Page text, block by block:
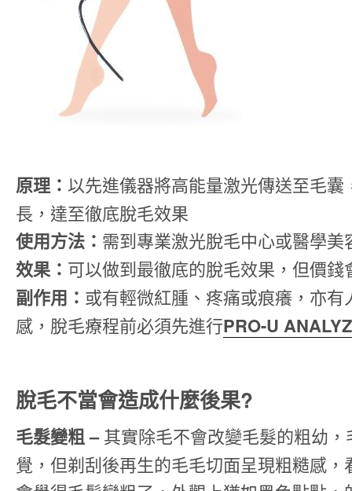
原理： 以先進儀器將高能量激光傳送至毛囊
長，達至徹底脫毛效果
使用方法： 需到專業激光脫毛中心或醫學美
效果： 可以做到最徹底的脫毛效果，但價錢
副作用： 或有輕微紅腫、疼痛或痕癢，亦有
感，脫毛療程前必須先進行PRO-U
脫毛不當會造成什麼後果?
毛髮變粗 –其實除毛不會改變毛髮的粗幼
覺，但剃刮後再生的毛毛切面呈現粗糙感，